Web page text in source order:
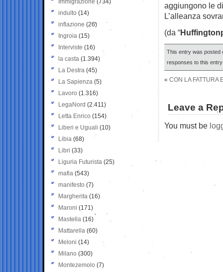
aggiungono le
L’alleanza
(da “
This entry was posted
responses to this
« CON LA FATTURA
Leave a
You must be
Immigrazione (734)
indulto (14)
inflazione (26)
Ingroia (15)
Interviste (16)
la casta (1.394)
La Destra (45)
La Sapienza (5)
Lavoro (1.316)
LegaNord (2.411)
Letta Enrico (154)
Liberi e Uguali (10)
Libia (68)
Libri (33)
Liguria Futurista (25)
mafia (543)
manifesto (7)
Margherita (16)
Maroni (171)
Mastella (16)
Mattarella (60)
Meloni (14)
Milano (300)
Montezemolo (7)